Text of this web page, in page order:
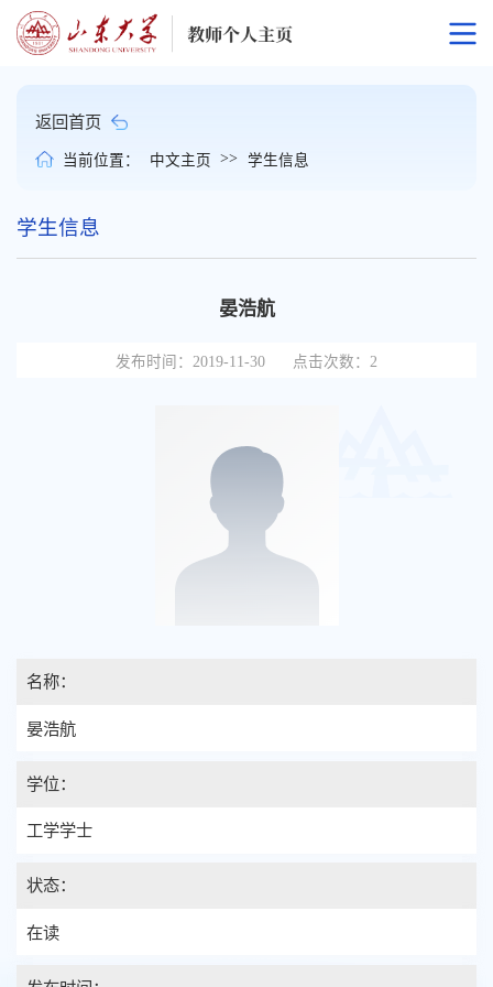
当前位置： 中文主页 >> 学生信息
返回首页
学生信息
晏浩航
发布时间：2019-11-30 点击次数： 2
名称：
晏浩航
学位：
工学学士
状态：
在读